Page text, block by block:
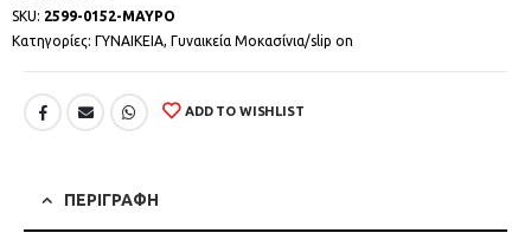
SKU: 2599-0152-ΜΑΥΡΟ
Κατηγορίες: ΓΥΝΑΙΚΕΙΑ, Γυναικεία Μοκασίνια/slip on
ADD TO WISHLIST
ΠΕΡΙΓΡΑΦΗ